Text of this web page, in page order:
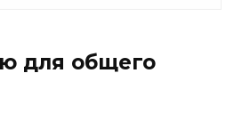
для общего